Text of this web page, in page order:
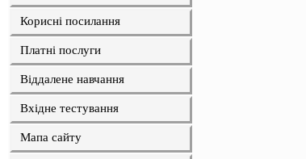
Корисні посилання
Платні послуги
Віддалене навчання
Вхідне тестування
Мапа сайту